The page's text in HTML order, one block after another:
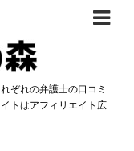
ぞれの弁護士の口コミ
アフィリエイト広